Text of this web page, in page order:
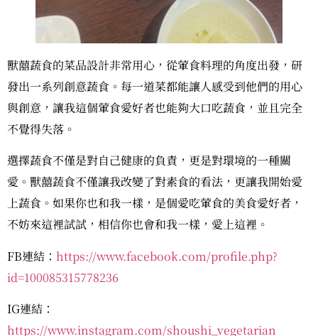
獸囍蔬食的菜品設計非常用心，從葷食料理的角度出發，研
發出一系列創意蔬食。每一道菜都能讓人感受到他們的用心
與創意，讓我這個葷食愛好者也能夠大口吃蔬食，並且完全
不覺得失落。
選擇蔬食不僅是對自己健康的負責，更是對環境的一種關
愛。獸囍蔬食不僅讓我改變了對素食的看法，更讓我開始愛
上蔬食。如果你也和我一樣，是個愛吃葷食的美食愛好者，
不妨來這裡試試，相信你也會和我一樣，愛上這裡。
FB連結： https://www.facebook.com/profile.php?
id=100085315778236
IG連結：
https://www.instagram.com/shoushi_vegetarian